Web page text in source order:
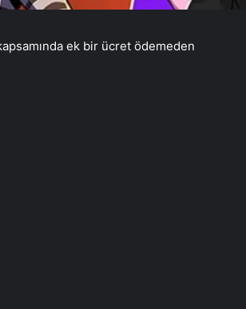
ek bir ücret ödemeden